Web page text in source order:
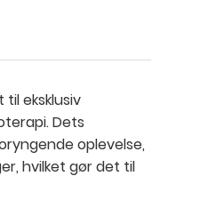
eksklusiv
Dets
oplevelse,
hvilket gør det til